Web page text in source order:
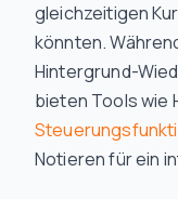
gleichzeitigen
könnten.
Hintergrund-
bieten Tools wie
Notieren für ein